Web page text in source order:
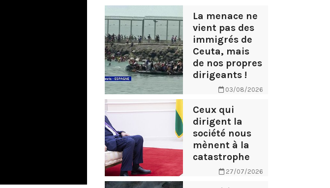
La menace ne
vient pas des
immigrés de
Ceuta, mais
de nos propres
dirigeants !
03/08/2026
Ceux qui
dirigent la
société nous
mènent à la
catastrophe
27/07/2026